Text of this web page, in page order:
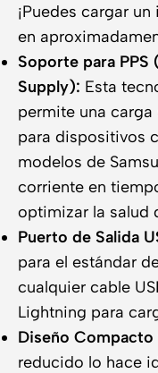
¡Puedes cargar
en
Soporte para PPS
Supply): Esta
permite una
para dispositivos
modelos de
corriente en
optimizar la salud
Puerto de Salida
para el estándar
cualquier cable
Lightning para
Diseño
reducido lo hace